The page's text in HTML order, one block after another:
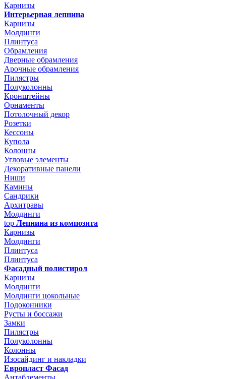
Карнизы
Интерьерная лепнина
Карнизы
Молдинги
Плинтуса
Обрамления
Дверные обрамления
Арочные обрамления
Пилястры
Полуколонны
Кронштейны
Орнаменты
Потолочный декор
Розетки
Кессоны
Купола
Колонны
Угловые элементы
Декоративные панели
Ниши
Камины
Сандрики
Архитравы
Молдинги
top Лепнина из композита
Карнизы
Молдинги
Плинтуса
Плинтуса
Фасадный полистирол
Карнизы
Молдинги
Молдинги цокольные
Подоконники
Русты и боссажи
Замки
Пилястры
Полуколонны
Колонны
Изосайдинг и накладки
Европласт Фасад
Антаблементы